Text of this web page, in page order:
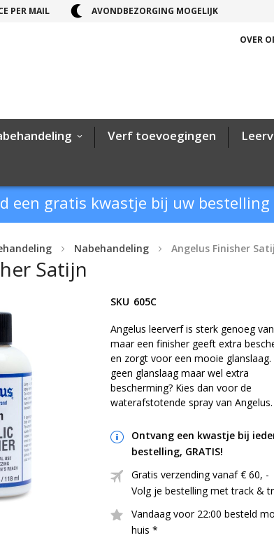
PER MAIL AVONDBEZORGING MOGELIJK
OVER
Verf toevoegingen
een gratis kwastje bij uw bestelling
Nabehandeling Angelus Finisher
Satijn
SKU 605C
Angelus leerverf is sterk genoeg
maar een finisher geeft extra
en zorgt voor een mooie glanslaag.
geen glanslaag maar wel extra
bescherming? Kies dan voor de
waterafstotende spray van Angelus.
Ontvang een kwastje bij
bestelling, GRATIS!
Gratis verzending vanaf € 60, ​​-
Volg je bestelling met track &
Vandaag voor 22:00 besteld
huis *